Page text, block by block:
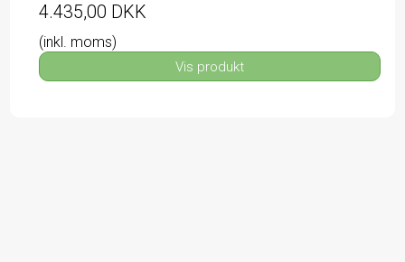
4.435,00 DKK
(inkl. moms)
Vis produkt